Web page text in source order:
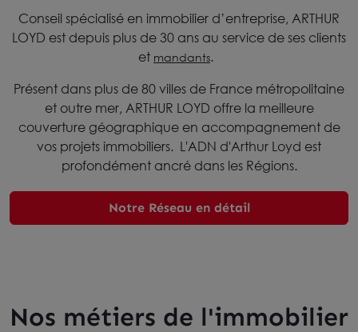
Conseil spécialisé en immobilier d’entreprise, ARTHUR
LOYD est depuis plus de 30 ans au service de ses clients
et mandants.
Présent dans plus de 80 villes de France métropolitaine
et outre mer, ARTHUR LOYD offre la meilleure
couverture géographique en accompagnement de
vos projets immobiliers. L'ADN d'Arthur Loyd est
profondément ancré dans les Régions.
Notre Réseau en détail
Nos métiers de l'immobilier